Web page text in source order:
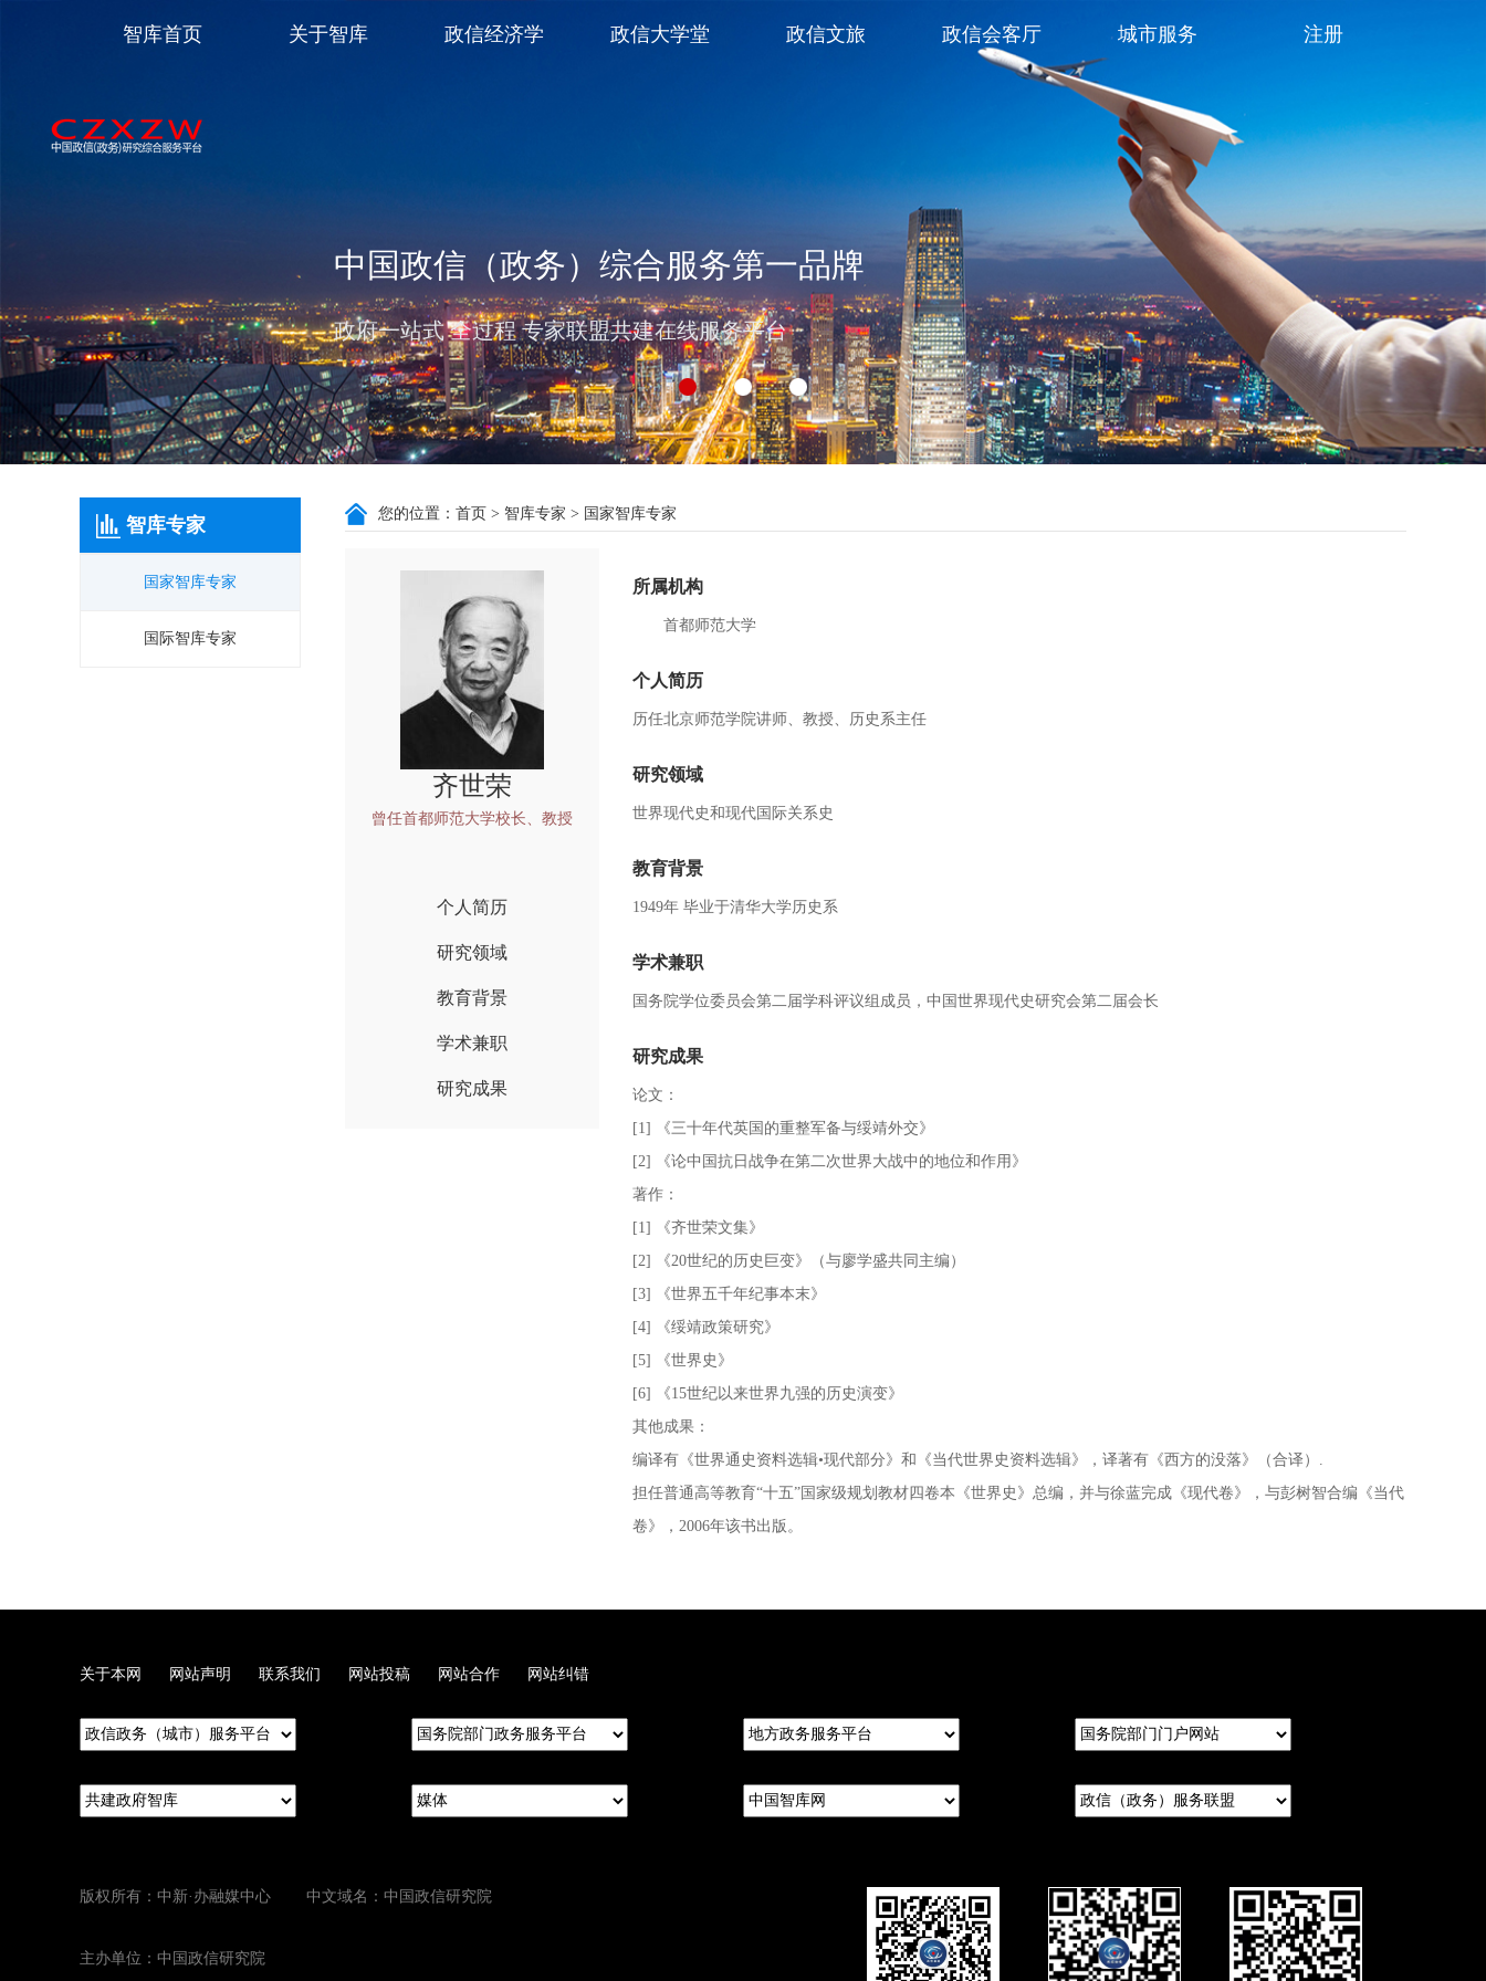
中国政信（政务）综合服务第一品牌
政府一站式 全过程 专家联盟共建在线服务平台
智库首页 关于智库 政信经济学 政信大学堂 政信文旅 政信会客厅 城市服务 注册
智库专家
国家智库专家
国际智库专家
您的位置： 首页 > 智库专家 > 国家智库专家
齐世荣
曾任首都师范大学校长、教授
个人简历
研究领域
教育背景
学术兼职
研究成果
所属机构
首都师范大学
个人简历
历任北京师范学院讲师、教授、历史系主任
研究领域
世界现代史和现代国际关系史
教育背景
1949年 毕业于清华大学历史系
学术兼职
国务院学位委员会第二届学科评议组成员，中国世界现代史研究会第二届会长
研究成果
论文：
[1] 《三十年代英国的重整军备与绥靖外交》
[2] 《论中国抗日战争在第二次世界大战中的地位和作用》
著作：
[1] 《齐世荣文集》
[2] 《20世纪的历史巨变》（与廖学盛共同主编）
[3] 《世界五千年纪事本末》
[4] 《绥靖政策研究》
[5] 《世界史》
[6] 《15世纪以来世界九强的历史演变》
其他成果：
编译有《世界通史资料选辑•现代部分》和《当代世界史资料选辑》，译著有《西方的没落》（合译）.
担任普通高等教育“十五”国家级规划教材四卷本《世界史》总编，并与徐蓝完成《现代卷》，与彭树智合编《当代
卷》，2006年该书出版。
关于本网 网站声明 联系我们 网站投稿 网站合作 网站纠错
版权所有：中新·办融媒中心 中文域名：中国政信研究院
主办单位：中国政信研究院